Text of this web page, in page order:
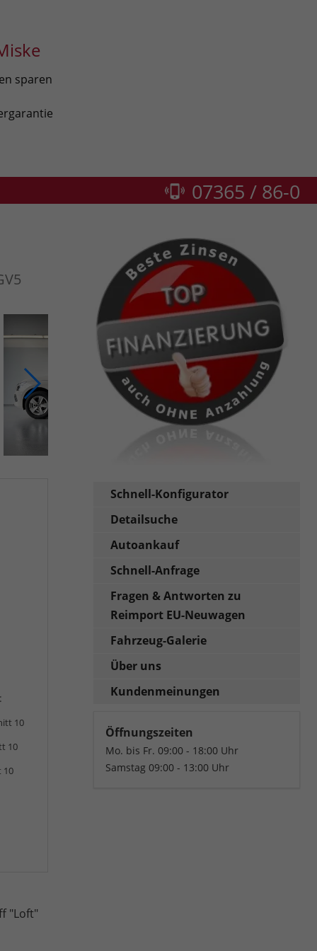
sparen
07365 / 86-0
10
10
10
"Loft"
Schnell-Konfigurator
Detailsuche
Autoankauf
Schnell-Anfrage
Fragen & Antworten zu
Reimport EU-Neuwagen
Fahrzeug-Galerie
Über uns
Kundenmeinungen
Öffnungszeiten
Mo. bis Fr. 09:00 - 18:00 Uhr
Samstag 09:00 - 13:00 Uhr